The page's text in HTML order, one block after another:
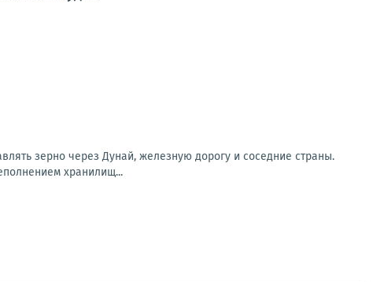
зерно через Дунай, железную дорогу и соседние страны.
хранилищ...